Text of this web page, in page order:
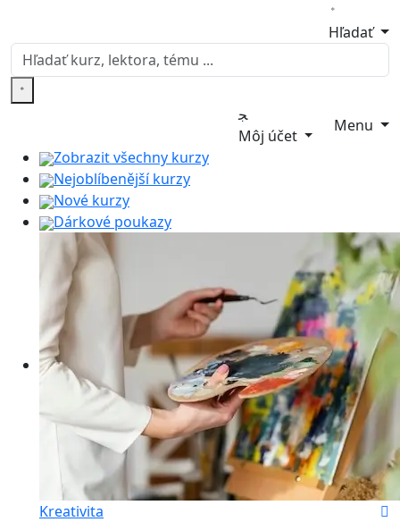
Hľadať
Môj účet
Menu
Zobrazit všechny kurzy
Nejoblíbenější kurzy
Nové kurzy
Dárkové poukazy
Kreativita